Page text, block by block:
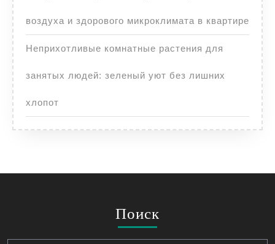
воздуха и здорового микроклимата в квартире
Неприхотливые комнатные растения для
занятых людей: зеленый уют без лишних
хлопот
Поиск